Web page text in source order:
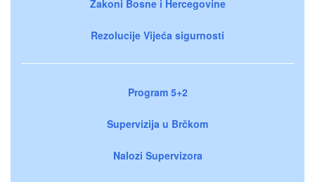
Zakoni Bosne i Hercegovine
Rezolucije Vijeća sigurnosti
Program 5+2
Supervizija u Brčkom
Nalozi Supervizora